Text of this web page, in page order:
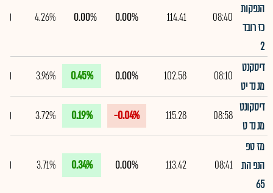
הנפקות
כז רובד
2
08:40
114.41
0.00%
0.00%
4.26%
דיסקנט
מנ נד יט
08:10
102.58
0.00%
0.45%
3.96%
דיסקונט
מנ נד ט
08:58
115.28
-0.04%
0.19%
3.72%
מז טפ
הנפ הת
65
08:41
113.42
0.00%
0.34%
3.71%